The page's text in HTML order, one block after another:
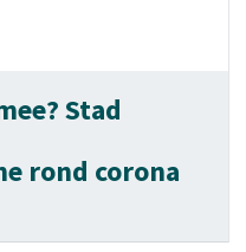
Stad
rond corona